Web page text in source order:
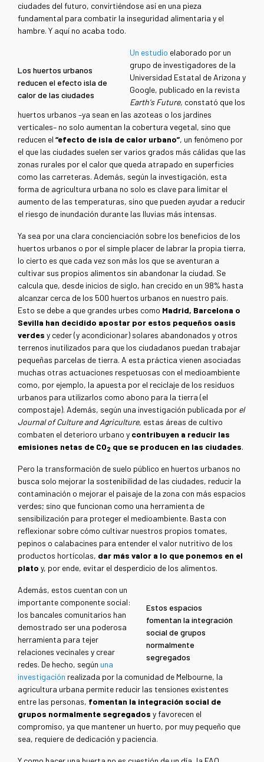
ciudades del futuro, convirtiéndose así en una pieza
fundamental para combatir la inseguridad alimentaria y el
hambre. Y aquí no acaba todo.
Los huertos urbanos
reducen el efecto isla de
calor de las ciudades
Un estudio elaborado por un
grupo de investigadores de la
Universidad Estatal de Arizona y
Google, publicado en la revista
Earth's Future, constató que los
huertos urbanos –ya sean en las azoteas o los jardines
verticales– no solo aumentan la cobertura vegetal, sino que
reducen el “efecto de isla de calor urbano”, un fenómeno por
el que las ciudades suelen ser varios grados más cálidas que las
zonas rurales por el calor que queda atrapado en superficies
como las carreteras. Además, según la investigación, esta
forma de agricultura urbana no solo es clave para limitar el
aumento de las temperaturas, sino que pueden ayudar a reducir
el riesgo de inundación durante las lluvias más intensas.
Ya sea por una clara concienciación sobre los beneficios de los
huertos urbanos o por el simple placer de labrar la propia tierra,
lo cierto es que cada vez son más los que se aventuran a
cultivar sus propios alimentos sin abandonar la ciudad. Se
calcula que, desde inicios de siglo, han crecido en un 98% hasta
alcanzar cerca de los 500 huertos urbanos en nuestro país.
Esto se debe a que grandes urbes como Madrid, Barcelona o
Sevilla han decidido apostar por estos pequeños oasis
verdes y ceder (y acondicionar) solares abandonados y otros
terrenos inutilizados para que los ciudadanos puedan trabajar
pequeñas parcelas de tierra. A esta práctica vienen asociadas
muchas otras actuaciones respetuosas con el medioambiente
como, por ejemplo, la apuesta por el reciclaje de los residuos
urbanos para utilizarlos como abono para la tierra (el
compostaje). Además, según una investigación publicada por el
Journal of Culture and Agriculture, estas áreas de cultivo
combaten el deterioro urbano y contribuyen a reducir las
emisiones netas de CO2 que se producen en las ciudades.
Pero la transformación de suelo público en huertos urbanos no
busca solo mejorar la sostenibilidad de las ciudades, reducir la
contaminación o mejorar el paisaje de la zona con más espacios
verdes; sino que funcionan como una herramienta de
sensibilización para proteger el medioambiente. Basta con
reflexionar sobre cómo cultivar nuestros propios tomates,
pepinos o calabacines para entender el valor nutritivo de los
productos hortícolas, dar más valor a lo que ponemos en el
plato y, por ende, evitar el desperdicio de los alimentos.
Estos espacios
fomentan la integración
social de grupos
normalmente
segregados
Además, estos cuentan con un
importante componente social:
los bancales comunitarios han
demostrado ser una poderosa
herramienta para tejer
relaciones vecinales y crear
redes. De hecho, según una
investigación realizada por la comunidad de Melbourne, la
agricultura urbana permite reducir las tensiones existentes
entre las personas, fomentan la integración social de
grupos normalmente segregados y favorecen el
compromiso, ya que mantener un huerto, por muy pequeño que
sea, requiere de dedicación y paciencia.